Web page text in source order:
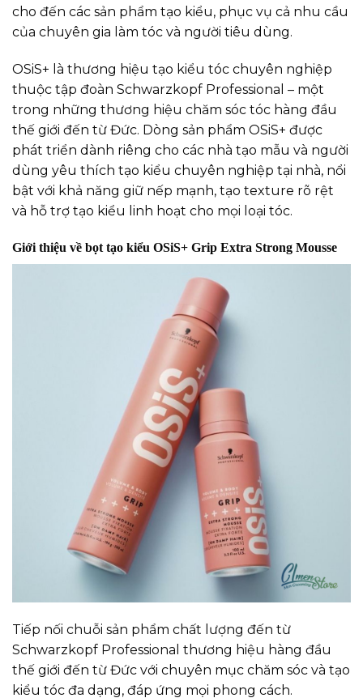
cho đến các sản phẩm tạo kiểu, phục vụ cả nhu cầu
của chuyên gia làm tóc và người tiêu dùng.
OSiS+ là thương hiệu tạo kiểu tóc chuyên nghiệp
thuộc tập đoàn Schwarzkopf Professional – một
trong những thương hiệu chăm sóc tóc hàng đầu
thế giới đến từ Đức. Dòng sản phẩm OSiS+ được
phát triển dành riêng cho các nhà tạo mẫu và người
dùng yêu thích tạo kiểu chuyên nghiệp tại nhà, nổi
bật với khả năng giữ nếp mạnh, tạo texture rõ rệt
và hỗ trợ tạo kiểu linh hoạt cho mọi loại tóc.
Giới thiệu về bọt tạo kiểu OSiS+ Grip Extra Strong Mousse
Tiếp nối chuỗi sản phẩm chất lượng đến từ
Schwarzkopf Professional thương hiệu hàng đầu
thế giới đến từ Đức với chuyên mục chăm sóc và tạo
kiểu tóc đa dạng, đáp ứng mọi phong cách.